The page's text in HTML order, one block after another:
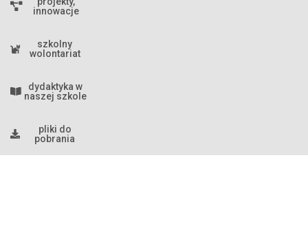
innowacje
szkolny
wolontariat
dydaktyka w
naszej szkole
pliki do
pobrania